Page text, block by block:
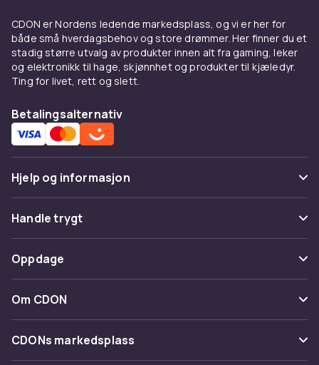
CDON er Nordens ledende markedsplass, og vi er her for
både små hverdagsbehov og store drømmer. Her finner du et
stadig større utvalg av produkter innen alt fra gaming, leker
og elektronikk til hage, skjønnhet og produkter til kjæledyr.
Ting for livet, rett og slett.
Betalingsalternativ
Hjelp og informasjon
Vanlige spørsmål
Spor pakke
Angre & returner her
Kontakt oss
Handle trygt
Betaling
Levering
Tilbakekallinger
Oppdage
Kategorier
Varemerker
Om CDON
Om oss
CDONs markedsplass